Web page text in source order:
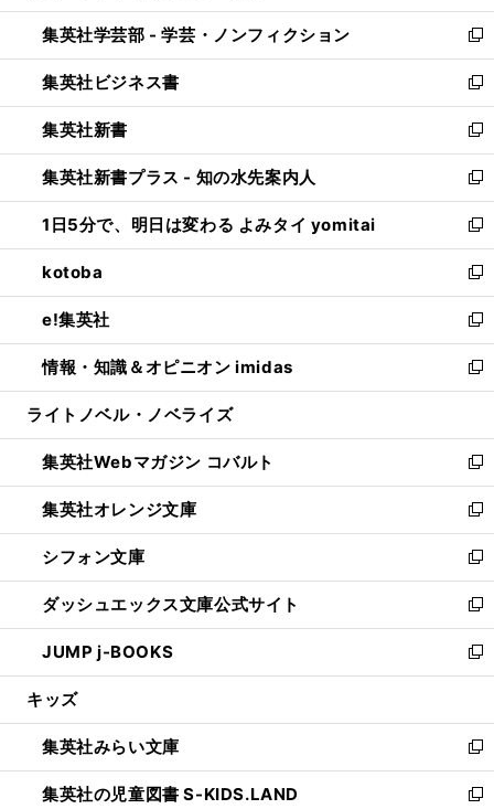
開
く
ウ
で
開
く
ン
ド
ウ
で
開
く
ウ
ィ
ン
ド
ウ
で
開
く
集英社学芸部 - 学芸・ノンフィクション
新
し
い
ウ
ィ
ン
ド
ウ
で
開
く
集英社ビジネス書
新
し
い
ウ
ィ
ン
ド
ウ
で
開
く
集英社新書
新
し
い
ウ
ィ
ン
ド
ウ
で
開
く
集英社新書プラス - 知の水先案内人
新
し
い
ウ
ィ
ン
ド
ウ
で
開
1日5分で、明日は変わる よみタイ yomitai
新
し
い
ウ
ィ
ン
ド
ウ
開
く
kotoba
新
し
い
ウ
ィ
ン
ウ
で
開
く
e!集英社
新
し
い
ウ
ン
ド
ウ
で
開
く
情報・知識＆オピニオン imidas
新
し
ウ
ィ
ン
ド
ウ
で
開
く
ライトノベル・ノベライズ
集英社Webマガジン コバルト
新
し
い
ウ
ィ
ン
ド
ウ
で
開
集英社オレンジ文庫
新
し
い
ウ
ィ
ン
ド
ウ
開
く
シフォン文庫
新
し
い
ウ
ィ
ン
ウ
で
開
く
ダッシュエックス文庫公式サイト
新
し
い
ウ
ン
ド
ウ
で
JUMP j-BOOKS
新
し
ウ
ィ
ン
ド
キッズ
集英社みらい文庫
新
し
い
集英社の児童図書 S-KIDS.LAND
新